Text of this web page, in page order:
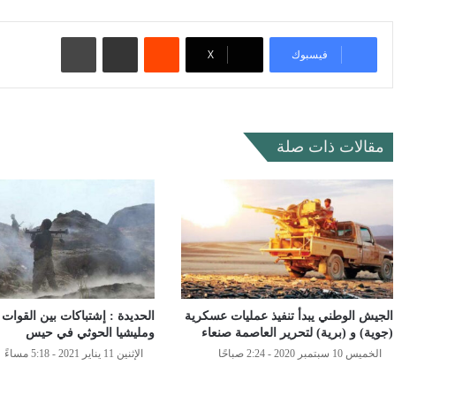
فيسبوك ‫X
مقالات ذات صلة
الجيش الوطني يبدأ تنفيذ عمليات عسكرية
(جوية) و (برية) لتحرير العاصمة صنعاء
الخميس 10 سبتمبر 2020 - 2:24 صباحًا
الحديدة : إشتباكات بين
ومليشيا الحوثي في حيس
الإثنين 11 يناير 2021 - 5:18 مساءً